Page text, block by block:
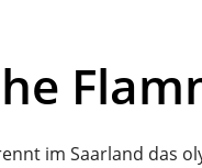
im Saarland das